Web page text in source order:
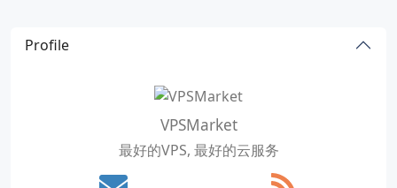
Profile
VPSMarket
最好的VPS, 最好的云服务